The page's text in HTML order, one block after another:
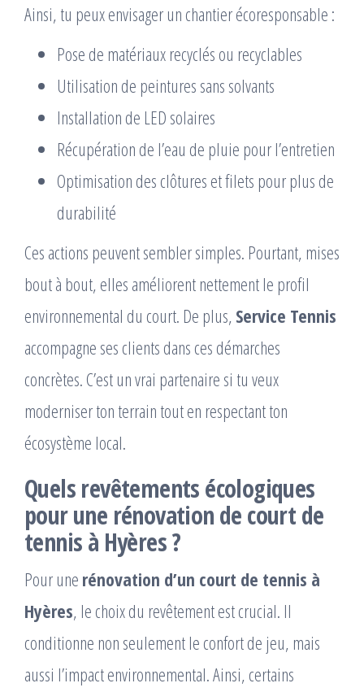
Ainsi, tu peux envisager un chantier écoresponsable :
Pose de matériaux recyclés ou recyclables
Utilisation de peintures sans solvants
Installation de LED solaires
Récupération de l’eau de pluie pour l’entretien
Optimisation des clôtures et filets pour plus de
durabilité
Ces actions peuvent sembler simples. Pourtant, mises
bout à bout, elles améliorent nettement le profil
environnemental du court. De plus, Service Tennis
accompagne ses clients dans ces démarches
concrètes. C’est un vrai partenaire si tu veux
moderniser ton terrain tout en respectant ton
écosystème local.
Quels revêtements écologiques
pour une rénovation de court de
tennis à Hyères ?
Pour une rénovation d’un court de tennis à
Hyères, le choix du revêtement est crucial. Il
conditionne non seulement le confort de jeu, mais
aussi l’impact environnemental. Ainsi, certains